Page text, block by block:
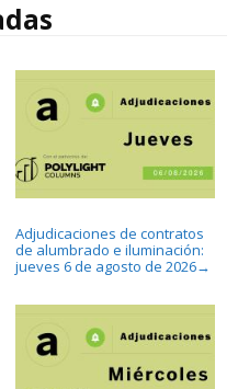
Adjudicaciones de contratos
de alumbrado e iluminación:
jueves 6 de agosto de 2026→